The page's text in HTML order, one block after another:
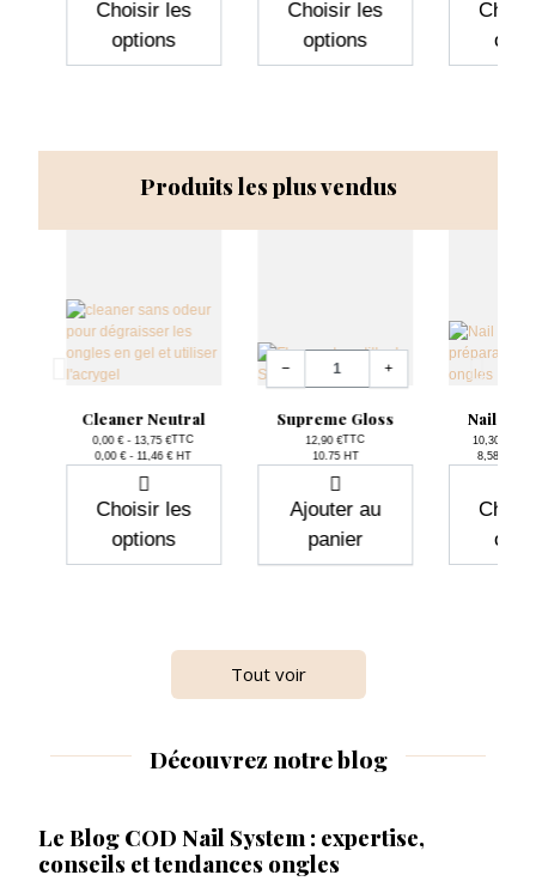
Choisir les
options
Choisir les
options
Produits les plus vendus
Cleaner Neutral
Prix
0,00 € - 13,75 €TTC
0,00 € - 11,46 € HT
Choisir les
options
Supreme Gloss
Prix
12,90 €TTC
10.75 HT
Quantité
− +
Ajouter au
panier
Nail
10,30 € -
8,58 € -
Tout voir
Découvrez notre blog
Le Blog COD Nail System : expertise,
conseils et tendances ongles